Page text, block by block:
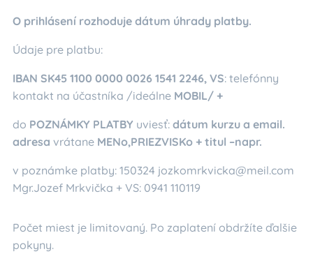
O prihlásení rozhoduje dátum úhrady platby.
Údaje pre platbu:
IBAN SK45 1100 0000 0026 1541 2246, VS: telefónny
kontakt na účastníka /ideálne MOBIL/ +
do POZNÁMKY PLATBY uviesť: dátum kurzu a email.
adresa vrátane MENo,PRIEZVISKo + titul –napr.
v poznámke platby: 150324 jozkomrkvicka@meil.com
Mgr.Jozef Mrkvička + VS: 0941 110119
Počet miest je limitovaný. Po zaplatení obdržíte ďalšie
pokyny.